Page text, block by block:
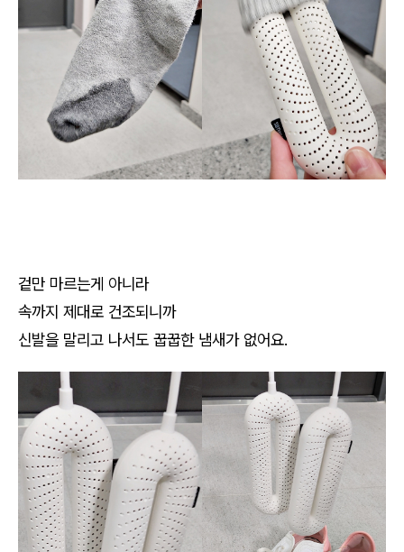
겉만 마르는게 아니라
속까지 제대로 건조되니까
신발을 말리고 나서도 꿉꿉한 냄새가 없어요.